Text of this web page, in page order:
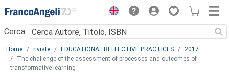
Menu
Cerca:
Main content
Home riviste EDUCATIONAL REFLECTIVE PRACTICES
2017
The challenge of the assessment of processes and outcomes of
transformative learning